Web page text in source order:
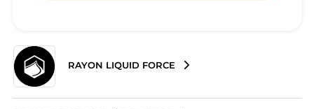
RAYON LIQUID FORCE